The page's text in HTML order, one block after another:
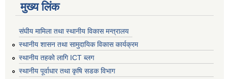
मुख्य लिंक
संघीय मामिला तथा स्थानीय विकास मन्त्रालय
स्थानीय शासन तथा सामुदायिक विकास कार्यक्रम
स्थानीय तहको लागि ICT ब्लग
स्थानीय पूर्वाधार तथा कृषि सडक विभाग